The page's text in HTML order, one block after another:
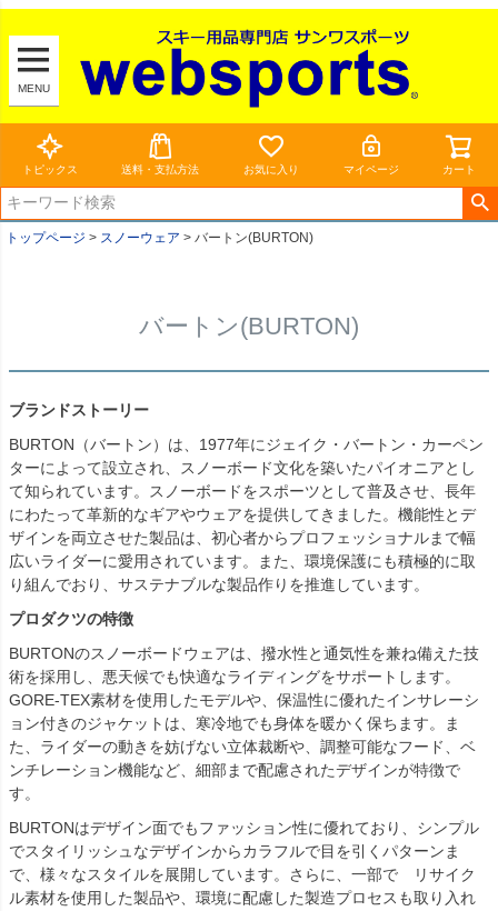
MENU
トピックス 送料・支払方法 お気に入り マイページ カート
トップページ スノーウェア バートン(BURTON)
バートン(BURTON)
ブランドストーリー
BURTON（バートン）は、1977年にジェイク・バートン・カーペン
ターによって設立され、スノーボード文化を築いたパイオニアとし
て知られています。スノーボードをスポーツとして普及させ、長年
にわたって革新的なギアやウェアを提供してきました。機能性とデ
ザインを両立させた製品は、初心者からプロフェッショナルまで幅
広いライダーに愛用されています。また、環境保護にも積極的に取
り組んでおり、サステナブルな製品作りを推進しています。
プロダクツの特徴
BURTONのスノーボードウェアは、撥水性と通気性を兼ね備えた技
術を採用し、悪天候でも快適なライディングをサポートします。
GORE-TEX素材を使用したモデルや、保温性に優れたインサレーシ
ョン付きのジャケットは、寒冷地でも身体を暖かく保ちます。ま
た、ライダーの動きを妨げない立体裁断や、調整可能なフード、ベ
ンチレーション機能など、細部まで配慮されたデザインが特徴で
す。
BURTONはデザイン面でもファッション性に優れており、シンプル
でスタイリッシュなデザインからカラフルで目を引くパターンま
で、様々なスタイルを展開しています。さらに、一部で リサイク
ル素材を使用した製品や、環境に配慮した製造プロセスも取り入れ